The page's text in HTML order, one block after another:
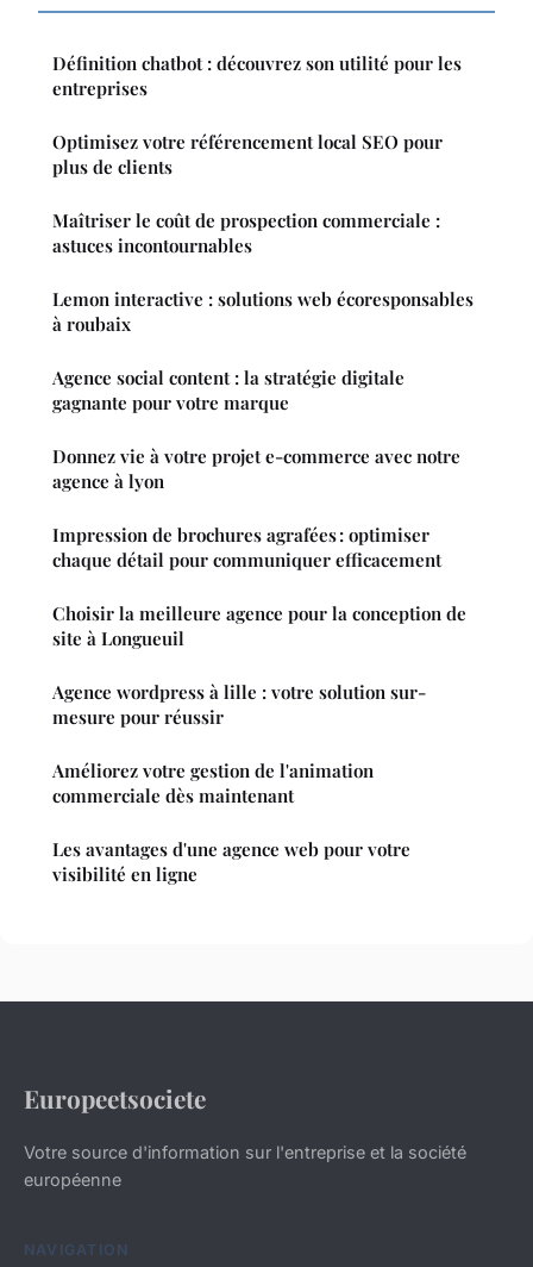
Définition chatbot : découvrez son utilité pour les
entreprises
Optimisez votre référencement local SEO pour
plus de clients
Maîtriser le coût de prospection commerciale :
astuces incontournables
Lemon interactive : solutions web écoresponsables
à roubaix
Agence social content : la stratégie digitale
gagnante pour votre marque
Donnez vie à votre projet e-commerce avec notre
agence à lyon
Impression de brochures agrafées : optimiser
chaque détail pour communiquer efficacement
Choisir la meilleure agence pour la conception de
site à Longueuil
Agence wordpress à lille : votre solution sur-
mesure pour réussir
Améliorez votre gestion de l'animation
commerciale dès maintenant
Les avantages d'une agence web pour votre
visibilité en ligne
Europeetsociete
Votre source d'information sur l'entreprise et la société
européenne
NAVIGATION